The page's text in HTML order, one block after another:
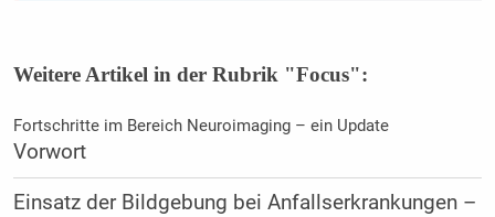
Weitere Artikel in der Rubrik "Focus":
Fortschritte im Bereich Neuroimaging – ein Update
Vorwort
Einsatz der Bildgebung bei Anfallserkrankungen –